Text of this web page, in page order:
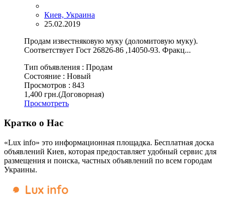
Киев, Украина
25.02.2019
Продам известняковую муку (доломитовую муку).
Соответствует Гост 26826-86 ,14050-93. Фракц...
Тип объявления : Продам
Состояние : Новый
Просмотров : 843
1,400 грн.(Договорная)
Просмотреть
Кратко о Нас
«Lux info» это информационная площадка. Бесплатная доска
объявлений Киев, которая предоставляет удобный сервис для
размещения и поиска, частных объявлений по всем городам
Украины.